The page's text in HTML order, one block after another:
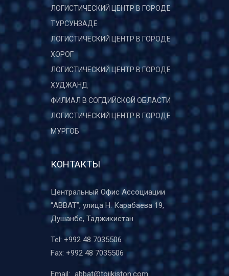
ЛОГИСТИЧЕСКИЙ ЦЕНТР В ГОРОДЕ
ТУРСУНЗАДЕ
ЛОГИСТИЧЕСКИЙ ЦЕНТР В ГОРОДЕ
ХОРОГ
ЛОГИСТИЧЕСКИЙ ЦЕНТР В ГОРОДЕ
ХУДЖАНД
ФИЛИАЛ В СОГДИЙСКОЙ ОБЛАСТИ
ЛОГИСТИЧЕСКИЙ ЦЕНТР В ГОРОДЕ
МУРГОБ
КОНТАКТЫ
Центральный Офис Ассоциации
“ABBAT”, улица Н. Карабаева 19,
Душанбе, Таджикистан
Tel: +992 48 7035506
Fax: +992 48 7035506
Email: abbat@tojikiston.com